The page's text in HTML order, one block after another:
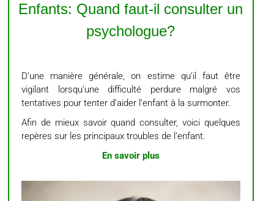
Enfants: Quand faut-il consulter un
psychologue?
D’une manière générale, on estime qu’il faut être
vigilant lorsqu’une difficulté perdure malgré vos
tentatives pour tenter d’aider l’enfant à la surmonter.
Afin de mieux savoir quand consulter, voici quelques
repères sur les principaux troubles de l’enfant.
En savoir plus